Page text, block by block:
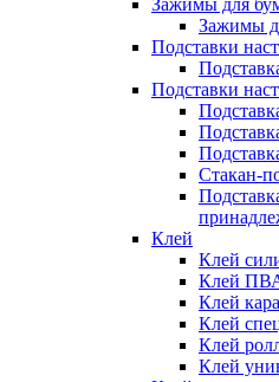
Зажимы для
Зажимы
Подставки
Подставки
Стакан-
Клей
Клей
Клей
Клей
Клей
Клей
Клей